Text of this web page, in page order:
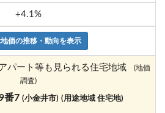
+4.1%
価の推移・動向を表示
パート等も見られる住宅地域
(地価
調査)
番7 (小金井市) (用途地域 住宅地)